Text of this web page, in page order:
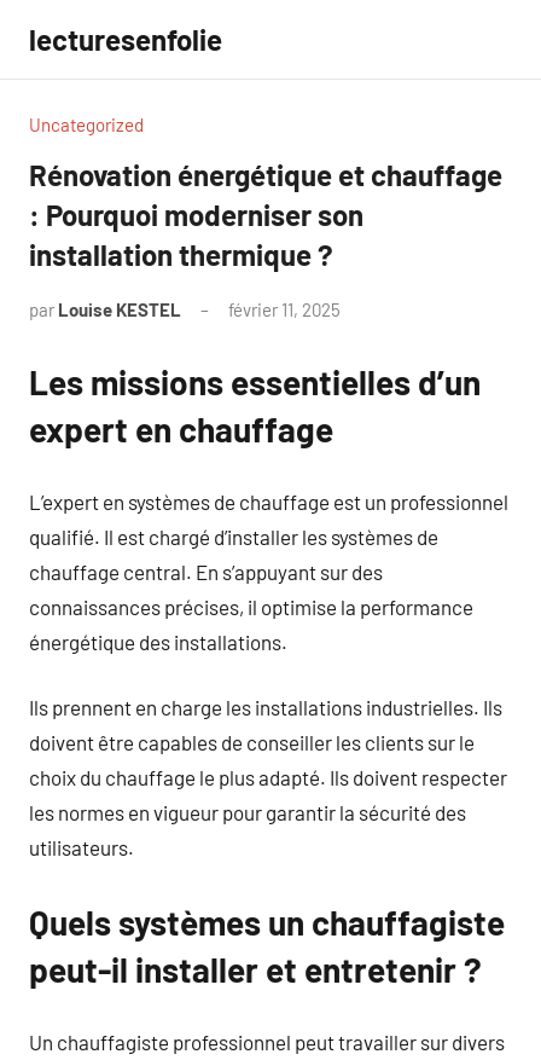
contenu
lecturesenfolie
Uncategorized
Rénovation énergétique et chauffage
: Pourquoi moderniser son
installation thermique ?
par Louise KESTEL février 11, 2025
Les missions essentielles d’un
expert en chauffage
L’expert en systèmes de chauffage est un professionnel
qualifié. Il est chargé d’installer les systèmes de
chauffage central. En s’appuyant sur des
connaissances précises, il optimise la performance
énergétique des installations.
Ils prennent en charge les installations industrielles. Ils
doivent être capables de conseiller les clients sur le
choix du chauffage le plus adapté. Ils doivent respecter
les normes en vigueur pour garantir la sécurité des
utilisateurs.
Quels systèmes un chauffagiste
peut-il installer et entretenir ?
Un chauffagiste professionnel peut travailler sur divers